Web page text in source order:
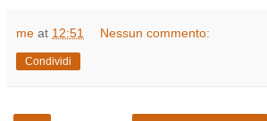
me at 12:51 Nessun commento:
Condividi